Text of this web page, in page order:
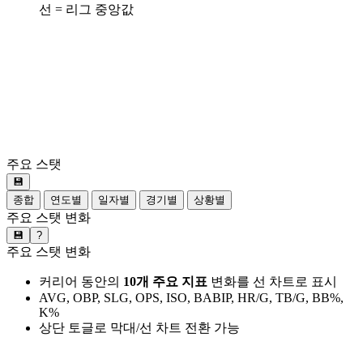
선 = 리그 중앙값
주요 스탯
💾
종합
연도별 일자별 경기별 상황별
주요 스탯 변화
💾 ?
주요 스탯 변화
커리어 동안의 10개 주요 지표 변화를 선 차트로 표시
AVG, OBP, SLG, OPS, ISO, BABIP, HR/G, TB/G, BB%,
K%
상단 토글로 막대/선 차트 전환 가능